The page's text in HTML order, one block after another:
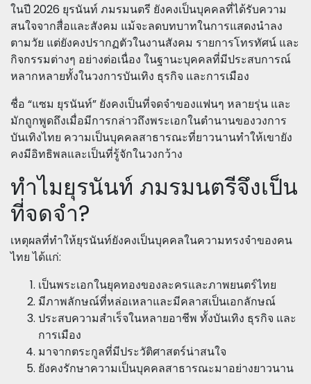
ในปี 2026 ยุรนันท์ ภมรมนตรี ยังคงเป็นบุคคลที่ได้รับความ
สนใจจากสื่อและสังคม แม้จะลดบทบาทในการแสดงนำลง
ตามวัย แต่ยังคงปรากฏตัวในงานสังคม รายการโทรทัศน์ และ
กิจกรรมต่างๆ อย่างต่อเนื่อง ในฐานะบุคคลที่มีประสบการณ์
หลากหลายทั้งในวงการบันเทิง ธุรกิจ และการเมือง
ชื่อ “แซม ยุรนันท์” ยังคงเป็นที่จดจำของแฟนๆ หลายรุ่น และ
มักถูกพูดถึงเมื่อมีการกล่าวถึงพระเอกในตำนานของวงการ
บันเทิงไทย ความเป็นบุคคลสาธารณะที่ยาวนานทำให้เขายัง
คงมีอิทธิพลและเป็นที่รู้จักในวงกว้าง
ทำไมยุรนันท์ ภมรมนตรีจึงเป็น
ที่จดจำ?
เหตุผลที่ทำให้ยุรนันท์ยังคงเป็นบุคคลในความทรงจำของคน
ไทย ได้แก่:
เป็นพระเอกในยุคทองของละครและภาพยนตร์ไทย
มีภาพลักษณ์ที่หล่อเหลาและมีคลาสเป็นเอกลักษณ์
ประสบความสำเร็จในหลายอาชีพ ทั้งบันเทิง ธุรกิจ และ
การเมือง
มาจากตระกูลที่มีประวัติศาสตร์น่าสนใจ
ยังคงรักษาความเป็นบุคคลสาธารณะมาอย่างยาวนาน